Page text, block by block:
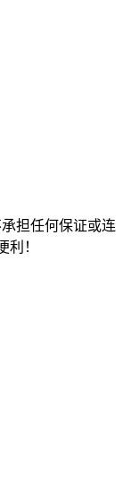
担任何保证或连
利！